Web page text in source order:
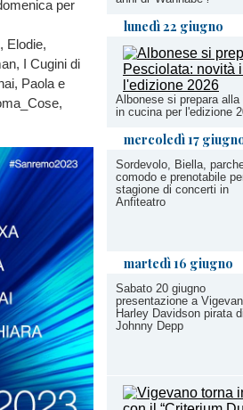
lunedì 22 giugno
Albonese si prepara
in cucina per l'edizione
mercoledì 17
Sordevolo, Biella,
comodo e prenotabile
stagione di concerti in
Anfiteatro
martedì 16 giugno
Sabato 20 giugno
presentazione a
Harley Davidson pirata di
Johnny Depp
per
Elodie,
I Cugini di
Paola e